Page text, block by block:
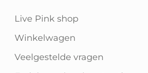
Live Pink shop
Winkelwagen
Veelgestelde vragen